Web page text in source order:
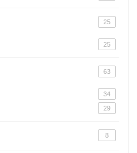
25
25
63
34
29
8